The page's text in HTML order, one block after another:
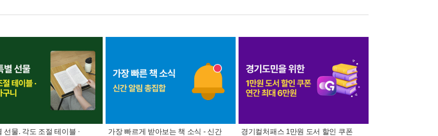
선물. 각도 조절 테이블 ·
가장 빠르게 받아보는 책 소식 - 신간
경기컬처패스 1만원 도서 할인 쿠폰